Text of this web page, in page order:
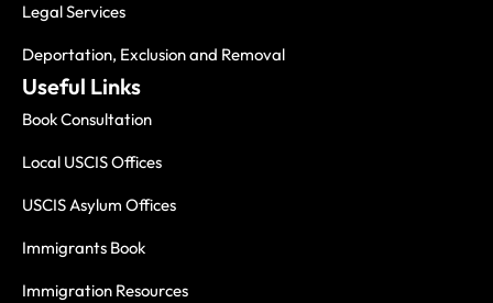
Legal Services
Deportation, Exclusion and Removal
Useful Links
Book Consultation
Local USCIS Offices
USCIS Asylum Offices
Immigrants Book
Immigration Resources